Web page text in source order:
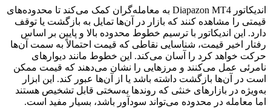
اندیکاتور Diapazon MT4 به معامله‌گران کمک می‌کند تا محدوده‌های
قیمتی را مشاهده کنند که بازار در آن‌ها تمایل به بازگشت یا توقف
دارد. این اندیکاتور با ترسیم خطوط محدوده بالا و پایین بر اساس
رفتار اخیر قیمت، شناسایی نقاطی که قیمت احتمالاً به سمت آن‌ها
حرکت خواهد کرد را آسان می‌کند. این خطوط مانند دیوارهای
نامرئی عمل می‌کنند و مرزهایی را نشان می‌دهند که قیمت ممکن
است در آن‌ها بازگشت داشته باشد یا از آن‌ها عبور کند. این ابزار
به‌ویژه در بازارهای خنثی که روندها به‌سختی قابل تشخیص هستند
اما معامله در محدوده می‌تواند سودآور باشد، بسیار مفید است.